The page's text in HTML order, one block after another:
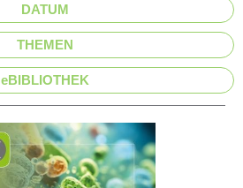
DATUM
THEMEN
eBIBLIOTHEK